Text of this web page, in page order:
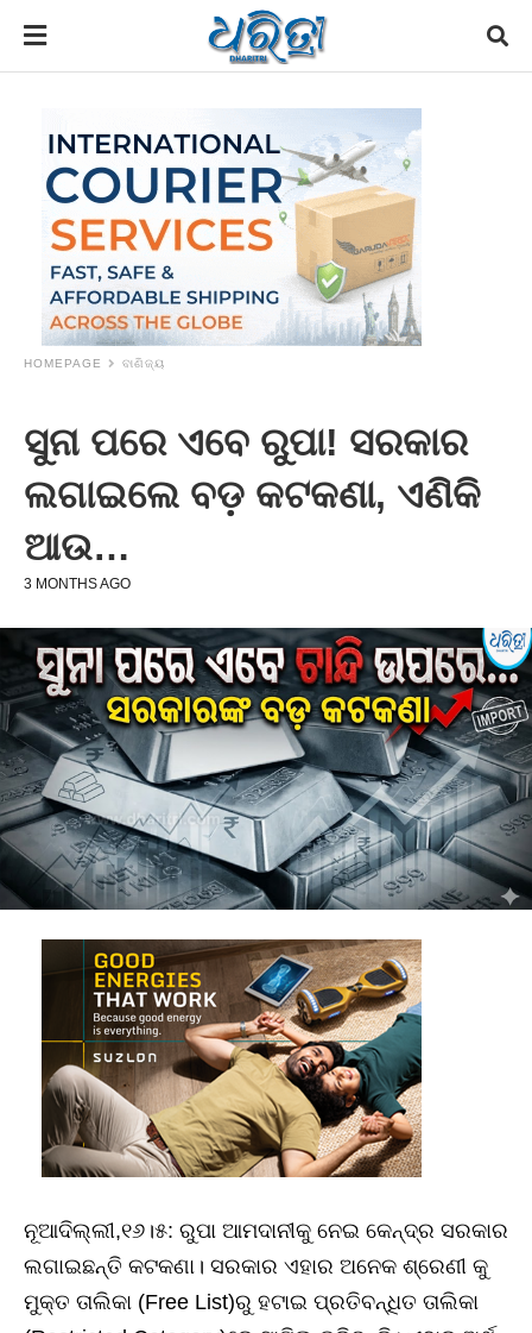
HOMEPAGE ବାଣିଜ୍ୟ
ସୁନା ପରେ ଏବେ ରୁପା! ସରକାର
ଲଗାଇଲେ ବଡ଼ କଟକଣା, ଏଣିକି
ଆଉ…
3 MONTHS AGO
ନୂଆଦିଲ୍ଲୀ,୧୬।୫: ରୁପା ଆମଦାନୀକୁ ନେଇ କେନ୍ଦ୍ର ସରକାର
ଲଗାଇଛନ୍ତି କଟକଣା। ସରକାର ଏହାର ଅନେକ ଶ୍ରେଣୀ କୁ
ମୁକ୍ତ ତାଲିକା (Free List)ରୁ ହଟାଇ ପ୍ରତିବନ୍ଧିତ ତାଲିକା